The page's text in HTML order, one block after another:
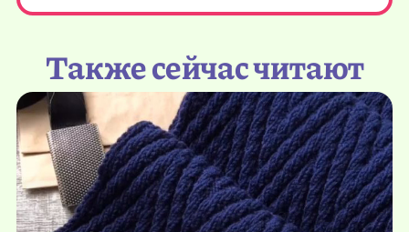
Также сейчас читают